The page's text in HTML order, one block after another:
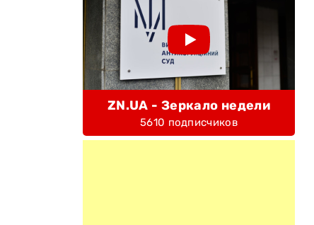
ZN.UA - Зеркало недели
5610 подписчиков